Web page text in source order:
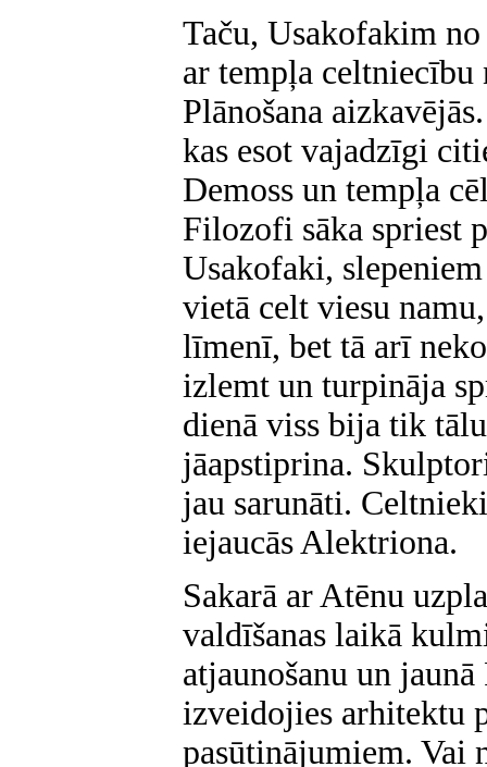
Taču, Usakofakim
ar tempļa
Plānošana
kas esot vajadzīgi
Demoss un tempļa
Filozofi sāka spriest
Usakofaki,
vietā celt viesu
līmenī, bet tā arī
izlemt un turpināja
dienā viss bija tik
jāapstiprina.
jau sarunāti.
iejaucās Alektriona.
Sakarā ar Atēnu
valdīšanas laikā
atjaunošanu un
izveidojies arhitektu
pasūtinājumiem. Vai